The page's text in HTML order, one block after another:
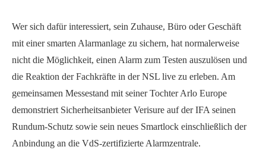
Wer sich dafür interessiert, sein Zuhause, Büro oder Geschäft
mit einer smarten Alarmanlage zu sichern, hat normalerweise
nicht die Möglichkeit, einen Alarm zum Testen auszulösen und
die Reaktion der Fachkräfte in der NSL live zu erleben. Am
gemeinsamen Messestand mit seiner Tochter Arlo Europe
demonstriert Sicherheitsanbieter Verisure auf der IFA seinen
Rundum-Schutz sowie sein neues Smartlock einschließlich der
Anbindung an die VdS-zertifizierte Alarmzentrale.